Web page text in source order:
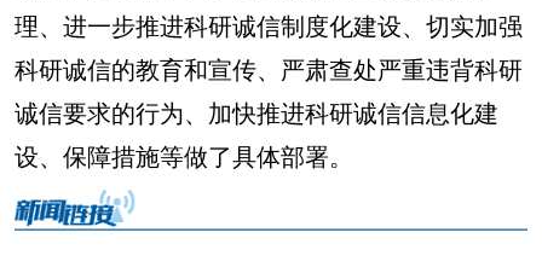
理、进一步推进科研诚信制度化建设、切实加强
科研诚信的教育和宣传、严肃查处严重违背科研
诚信要求的行为、加快推进科研诚信信息化建
设、保障措施等做了具体部署。